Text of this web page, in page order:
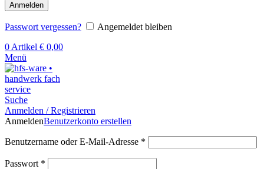
Anmelden
Passwort vergessen?
Angemeldet bleiben
0 Artikel € 0,00
Menü
Suche
Anmelden / Registrieren
AnmeldenBenutzerkonto erstellen
Benutzername oder E-Mail-Adresse *
Passwort *